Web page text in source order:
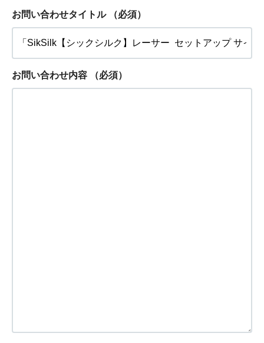
お問い合わせタイトル （必須）
お問い合わせ内容 （必須）